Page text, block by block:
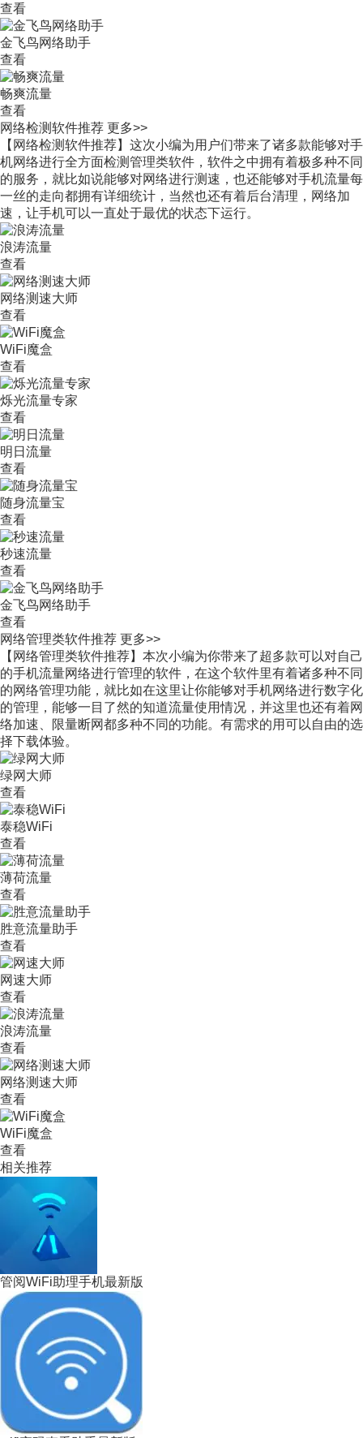
查看
金飞鸟网络助手
查看
畅爽流量
查看
网络检测软件推荐 更多>>
【网络检测软件推荐】这次小编为用户们带来了诸多款能够对手
机网络进行全方面检测管理类软件，软件之中拥有着极多种不同
的服务，就比如说能够对网络进行测速，也还能够对手机流量每
一丝的走向都拥有详细统计，当然也还有着后台清理，网络加
速，让手机可以一直处于最优的状态下运行。
浪涛流量
查看
网络测速大师
查看
WiFi魔盒
查看
烁光流量专家
查看
明日流量
查看
随身流量宝
查看
秒速流量
查看
金飞鸟网络助手
查看
网络管理类软件推荐 更多>>
【网络管理类软件推荐】本次小编为你带来了超多款可以对自己
的手机流量网络进行管理的软件，在这个软件里有着诸多种不同
的网络管理功能，就比如在这里让你能够对手机网络进行数字化
的管理，能够一目了然的知道流量使用情况，并这里也还有着网
络加速、限量断网都多种不同的功能。有需求的用可以自由的选
择下载体验。
绿网大师
查看
泰稳WiFi
查看
薄荷流量
查看
胜意流量助手
查看
网速大师
查看
浪涛流量
查看
网络测速大师
查看
WiFi魔盒
查看
相关推荐
管阅WiFi助理手机最新版